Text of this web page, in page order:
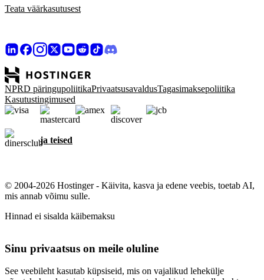
Teata väärkasutusest
NPRD päringupoliitikaPrivaatsusavaldusTagasimaksepoliitika
Kasutustingimused
ja teised
© 2004-2026 Hostinger - Käivita, kasva ja edene veebis, toetab AI,
mis annab võimu sulle.
Hinnad ei sisalda käibemaksu
Sinu privaatsus on meile oluline
See veebileht kasutab küpsiseid, mis on vajalikud lehekülje